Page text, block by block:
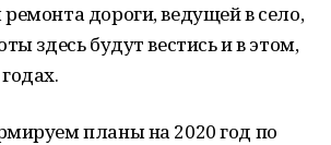
дороги, ведущей в село,
здесь будут вестись и в этом,
планы на 2020 год по